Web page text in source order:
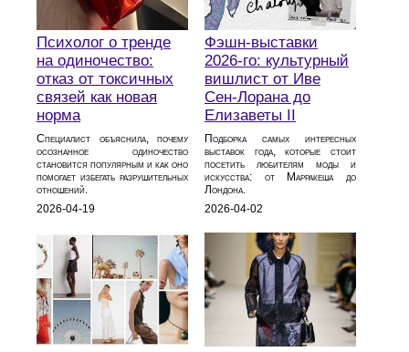
Психолог о тренде
на одиночество:
отказ от токсичных
связей как новая
норма
Специалист объяснила, почему
осознанное одиночество
становится популярным и как оно
помогает избегать разрушительных
отношений.
2026-04-19
Фэшн-выставки
2026-го: культурный
вишлист от Иве
Сен-Лорана до
Елизаветы II
Подборка самых интересных
выставок года, которые стоит
посетить любителям моды и
искусства: от Марракеша до
Лондона.
2026-04-02